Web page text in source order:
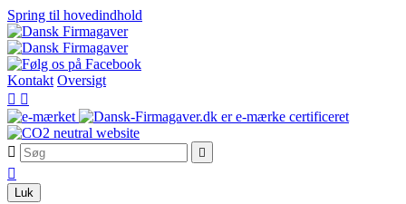
Spring til hovedindhold
Kontakt Oversigt
 
 

Luk